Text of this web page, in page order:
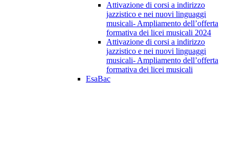
Attivazione di corsi a indirizzo
jazzistico e nei nuovi linguaggi
musicali- Ampliamento dell’offerta
formativa dei licei musicali 2024
Attivazione di corsi a indirizzo
jazzistico e nei nuovi linguaggi
musicali- Ampliamento dell’offerta
formativa dei licei musicali
EsaBac